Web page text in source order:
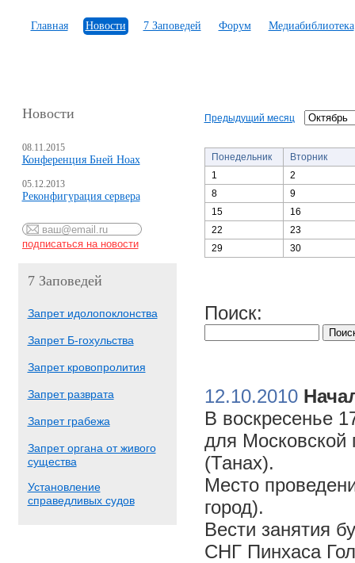
Главная Новости 7 Заповедей Форум Медиабиблиотека
Новости
08.11.2015
Конференция Бней Ноах
05.12.2013
Реконфигурация сервера
7 Заповедей
Запрет идолопоклонства
Запрет Б-гохульства
Запрет кровопролития
Запрет разврата
Запрет грабежа
Запрет органа от живого
существа
Установление
справедливых судов
Предыдущий месяц
Понедельник
Вторник
1
2
8
9
15
16
22
23
29
30
Поиск:
12.10.2010
В воскресенье
для Московской
(Танах).
Место
город).
Вести занятия
СНГ Пинхаса